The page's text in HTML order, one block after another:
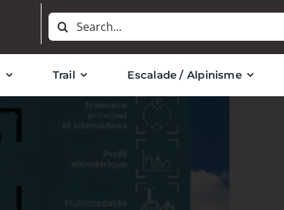
Rechercher:
Trail Escalade / Alpinisme